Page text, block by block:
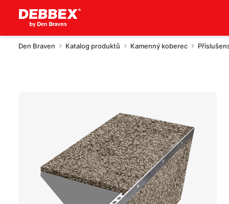
Den Braven Katalog produktů Kamenný koberec